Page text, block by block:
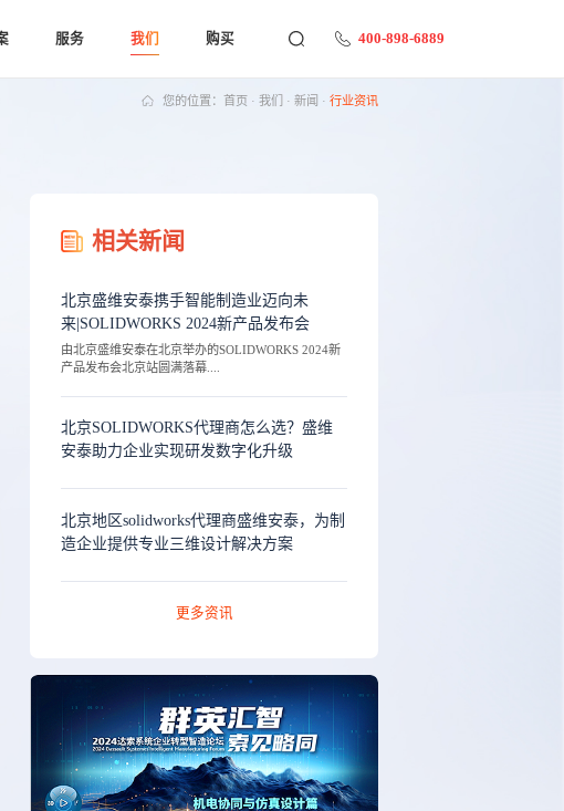
服务 我们 购买 400-898-6889
您的位置： 首页 · 我们 · 新闻 · 行业资讯
相关新闻
北京盛维安泰携手智能制造业迈向未
来|SOLIDWORKS 2024新产品发布会
由北京盛维安泰在北京举办的SOLIDWORKS 2024新
产品发布会北京站圆满落幕....
北京SOLIDWORKS代理商怎么选？盛维
安泰助力企业实现研发数字化升级
北京地区solidworks代理商盛维安泰，为制
造企业提供专业三维设计解决方案
更多资讯